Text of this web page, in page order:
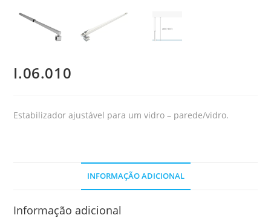
I.06.010
Estabilizador ajustável para um vidro – parede/vidro.
INFORMAÇÃO ADICIONAL
Informação adicional